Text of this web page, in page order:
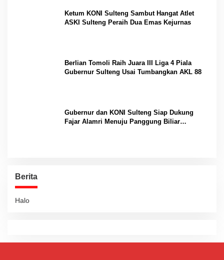
Ketum KONI Sulteng Sambut Hangat Atlet
ASKI Sulteng Peraih Dua Emas Kejurnas
Berlian Tomoli Raih Juara III Liga 4 Piala
Gubernur Sulteng Usai Tumbangkan AKL 88
Gubernur dan KONI Sulteng Siap Dukung
Fajar Alamri Menuju Panggung Biliar
Berita
Halo